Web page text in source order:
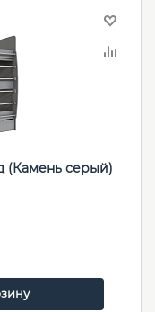
(Камень серый)